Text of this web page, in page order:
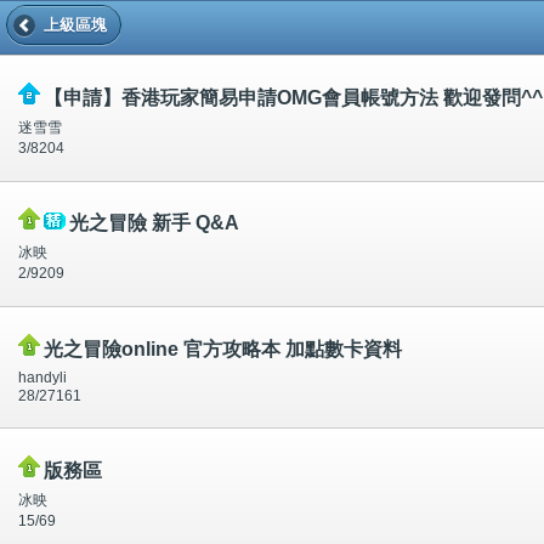
上級區塊
【申請】香港玩家簡易申請OMG會員帳號方法 歡迎發問^^
迷雪雪
3/8204
光之冒險 新手 Q&A
冰映
2/9209
光之冒險online 官方攻略本 加點數卡資料
handyli
28/27161
版務區
冰映
15/69